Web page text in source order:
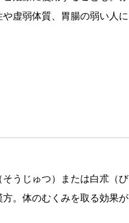
虚弱体質、胃腸の弱い人に
うじゅつ）または白朮（び
。体のむくみを取る効果が